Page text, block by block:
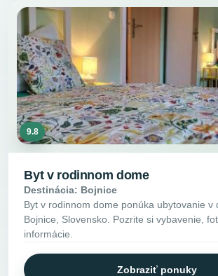
9.8
Byt v rodinnom dome
Destinácia: Bojnice
Byt v rodinnom dome ponúka ubytovanie v
Bojnice, Slovensko. Pozrite si vybavenie,
informácie.
Zobraziť ponuky